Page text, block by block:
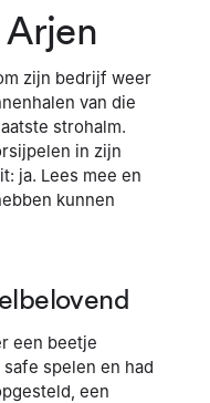
zijn bedrijf weer
van die
strohalm.
in zijn
ja. Lees mee en
kunnen
een beetje
spelen en had
een